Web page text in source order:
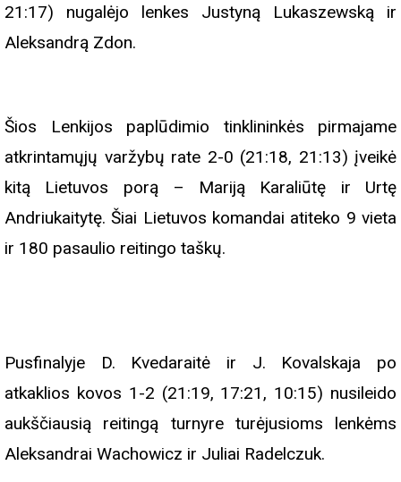
21:17) nugalėjo lenkes Justyną Lukaszewską ir
Aleksandrą Zdon.
Šios Lenkijos paplūdimio tinklininkės pirmajame
atkrintamųjų varžybų rate 2-0 (21:18, 21:13) įveikė
kitą Lietuvos porą – Mariją Karaliūtę ir Urtę
Andriukaitytę. Šiai Lietuvos komandai atiteko 9 vieta
ir 180 pasaulio reitingo taškų.
Pusfinalyje D. Kvedaraitė ir J. Kovalskaja po
atkaklios kovos 1-2 (21:19, 17:21, 10:15) nusileido
aukščiausią reitingą turnyre turėjusioms lenkėms
Aleksandrai Wachowicz ir Juliai Radelczuk.